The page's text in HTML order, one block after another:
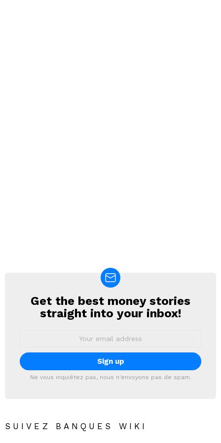
NEWSLETTER
Get the best money stories
straight into your inbox!
Ne vous inquiétez pas, nous n'envoyons pas de spam.
SUIVEZ BANQUES WIKI